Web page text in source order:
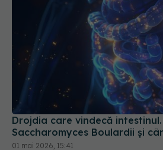
Drojdia care vindecă
Saccharomyces Boulardii și
01 mai 2026, 15:41